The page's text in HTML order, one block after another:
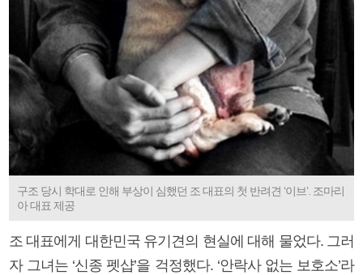
구조 당시 학대로 인해 부상이 심했던 조 대표의 첫 반려견 ‘이브’. 조마리
아 대표 제공
조 대표에게 대한민국 유기견의 현실에 대해 물었다. 그러
자 그녀는 ‘신종 펫샵’을 걱정했다. ‘안락사 없는 보호소’라